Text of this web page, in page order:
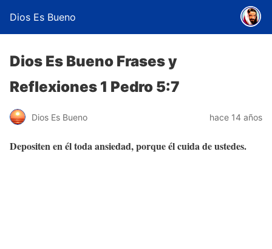
Dios Es Bueno
Dios Es Bueno Frases y
Reflexiones 1 Pedro 5:7
Dios Es Bueno hace 14 años
Depositen en él toda ansiedad, porque él cuida de ustedes.